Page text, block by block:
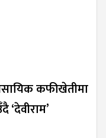
कफीखेतीमा
‘देवीराम’